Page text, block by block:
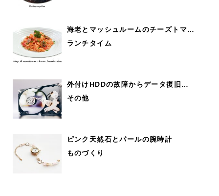
海老とマッシュルームのチーズトマ…
ランチタイム
外付けHDDの故障からデータ復旧…
その他
ピンク天然石とパールの腕時計
ものづくり